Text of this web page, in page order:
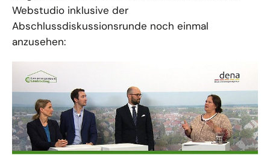
Webstudio inklusive der
Abschlussdiskussionsrunde noch einmal
anzusehen: